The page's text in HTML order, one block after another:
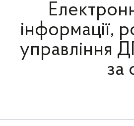
інформації,
управління
за